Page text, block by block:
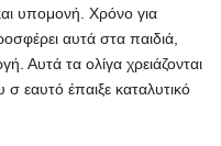
υπομονή. Χρόνο για
αυτά στα παιδιά,
Αυτά τα ολίγα χρειάζονται
εαυτό έπαιξε καταλυτικό